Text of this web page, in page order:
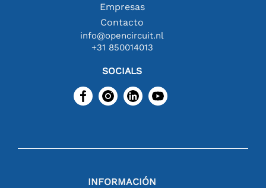
Empresas
Contacto
info@opencircuit.nl
+31 850014013
SOCIALS
INFORMACIÓN